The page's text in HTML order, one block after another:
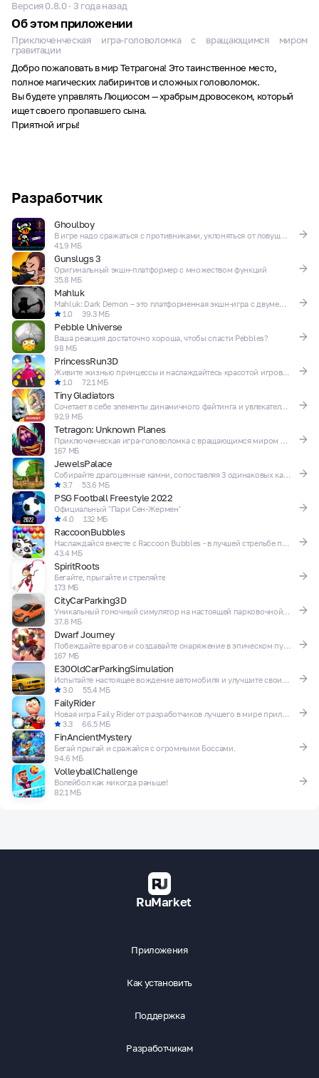
Версия 0.8.0 · 3 года назад
Об этом приложении
Приключенческая игра-головоломка с вращающимся миром
гравитации
Добро пожаловать в мир Тетрагона! Это таинственное место,
полное магических лабиринтов и сложных головоломок.
Вы будете управлять Люциосом — храбрым дровосеком, который
ищет своего пропавшего сына.
Приятной игры!
Разработчик
Ghoulboy
В игре надо сражаться с противниками, уклоняться от ловушек и решать головоломки
41.9 МБ
Gunslugs 3
Оригинальный экшн-платформер с множеством функций
35.8 МБ
Mahluk
Mahluk: Dark Demon – это платформенная экшн-игра с двумерной графикой
1.0
39.3 МБ
Pebble Universe
Ваша реакция достаточно хороша, чтобы спасти Pebbles?
98 МБ
PrincessRun3D
Живите жизнью принцессы и наслаждайтесь красотой игрового процесса
1.0
72.1 МБ
Tiny Gladiators
Сочетает в себе элементы динамичного файтинга и увлекательной RPG
92.9 МБ
Tetragon: Unknown Planes
Приключенческая игра-головоломка с вращающимся миром гравитации
167 МБ
JewelsPalace
Собирайте драгоценные камни, сопоставляя 3 одинаковых камня
3.7
53.6 МБ
PSG Football Freestyle 2022
Официальный "Пари Сен-Жермен"
4.0
132 МБ
RaccoonBubbles
Наслаждайся вместе с Raccoon Bubbles - в лучшей стрельбе по шарикам!
43.4 МБ
SpiritRoots
Бегайте, прыгайте и стреляйте
173 МБ
CityCarParking3D
Уникальный гоночный симулятор на настоящей парковочной территории
37.8 МБ
Dwarf Journey
Побеждайте врагов и создавайте снаряжение в эпическом путешествии к бессмертию!
167 МБ
E30OldCarParkingSimulation
Испытайте настоящее вождение автомобиля и улучшите свои навыки вождения
3.0
55.4 МБ
FailyRider
Новая игра Faily Rider от разработчиков лучшего в мире приложения FAILY BRAKES.
3.3
66.5 МБ
FinAncientMystery
Бегай прыгай и сражайся с огромными Боссами.
94.6 МБ
VolleyballChallenge
Волейбол как никогда раньше!
82.1 МБ
RuMarket
Приложения
Как установить
Поддержка
Разработчикам